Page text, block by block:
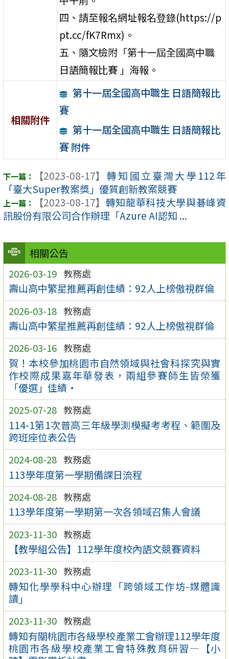
相關公告
2026-03-19 教務處
壽山高中繁星推薦再創佳績：92人上榜傲視群倫
2026-03-18 教務處
壽山高中繁星推薦再創佳績：92人上榜傲視群倫
2026-03-16 教務處
賀！本校參加桃園市自然領域與社會科探究與實
作校際成果嘉年華發表，兩組參賽師生皆榮獲
「優選」佳績·
2025-07-28 教務處
114-1第1次普高三年級學測模擬考考程、範圍及
跨班座位表公告
2024-08-28 教務處
113學年度第一學期備課日流程
2024-08-28 教務處
113學年度第一學期第一次各領域召集人會議
2023-11-30 教務處
【教學組公告】112學年度校內語文競賽資料
2023-11-30 教務處
轉知化學學科中心辦理「跨領域工作坊-媒體識
讀」
2023-11-30 教務處
轉知有關桃園市各級學校產業工會辦理112學年度
桃園市各級學校產業工會特殊教育研習—【小
四、請至報名網址報名登錄(https://p
pt.cc/fK7Rmx)。
五、隨文檢附「第十一屆全國高中職
日語簡報比賽 」海報。
相關附件
第十一屆全國高中職生 日語簡報比
賽
第十一屆全國高中職生 日語簡報比
賽 附件
【2023-08-17】 轉知國立臺灣大學112年
「臺大Super教案獎」優質創新教案競賽
【2023-08-17】 轉知龍華科技大學與碁峰資
訊股份有限公司合作辦理「Azure AI認知 ...